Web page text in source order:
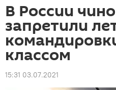
В России
запретили
классом
15:31 03.07.2021